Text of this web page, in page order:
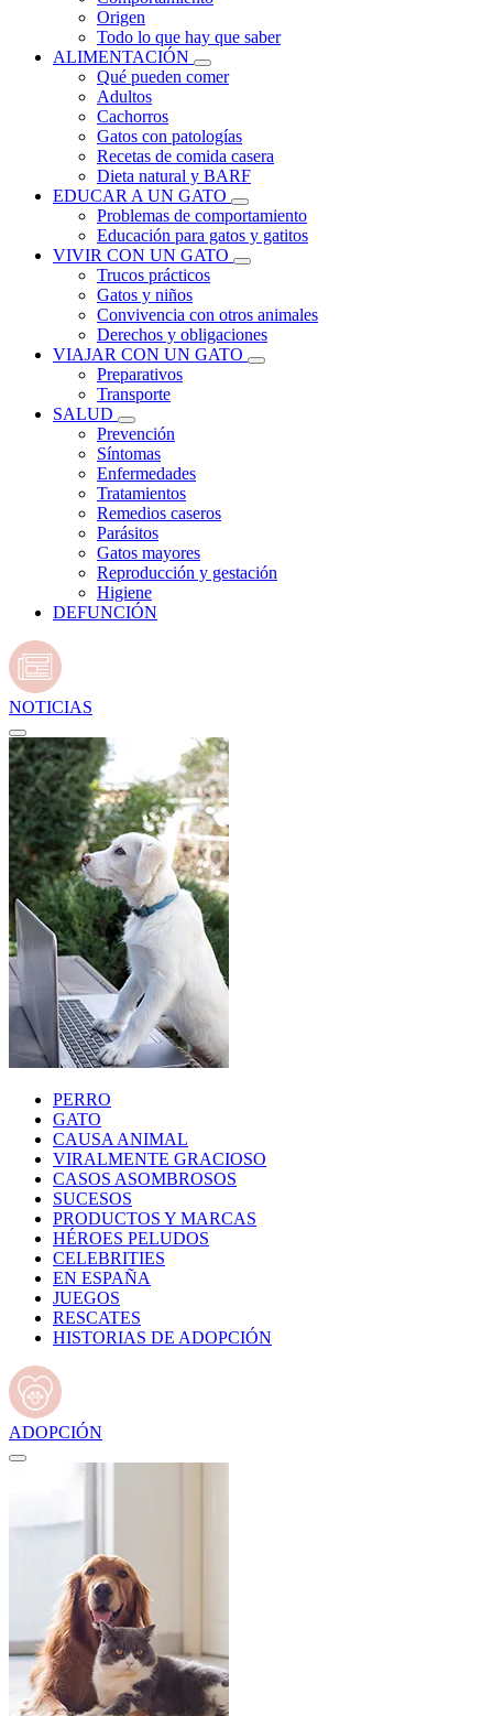
Origen
Todo lo que hay que saber
ALIMENTACIÓN
Qué pueden comer
Adultos
Cachorros
Gatos con patologías
Recetas de comida casera
Dieta natural y BARF
EDUCAR A UN GATO
Problemas de comportamiento
Educación para gatos y gatitos
VIVIR CON UN GATO
Trucos prácticos
Gatos y niños
Convivencia con otros animales
Derechos y obligaciones
VIAJAR CON UN GATO
Preparativos
Transporte
SALUD
Prevención
Síntomas
Enfermedades
Tratamientos
Remedios caseros
Parásitos
Gatos mayores
Reproducción y gestación
Higiene
DEFUNCIÓN
NOTICIAS
PERRO
GATO
CAUSA ANIMAL
VIRALMENTE GRACIOSO
CASOS ASOMBROSOS
SUCESOS
PRODUCTOS Y MARCAS
HÉROES PELUDOS
CELEBRITIES
EN ESPAÑA
JUEGOS
RESCATES
HISTORIAS DE ADOPCIÓN
ADOPCIÓN